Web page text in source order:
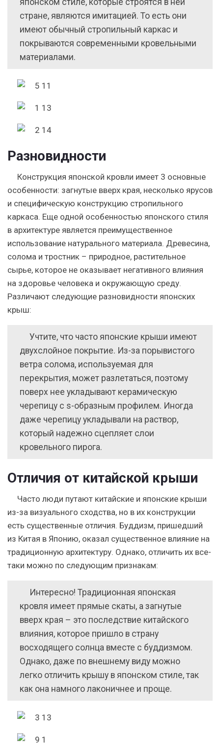
стране, являются имитацией. То есть они
имеют обычный стропильный каркас и
покрываются современными кровельными
материалами.
Разновидности
Конструкция японской кровли имеет 3 основные
особенности: загнутые вверх края, несколько ярусов
и специфическую конструкцию стропильного
каркаса. Еще одной особенностью японского стиля
в архитектуре является преимущественное
использование натурального материала. Древесина,
солома и тростник – природное, растительное
сырье, которое не оказывает негативного влияния
на здоровье человека и окружающую среду.
Различают следующие разновидности японских
крыш:
Учтите, что часто японские крыши имеют
двухслойное покрытие. Из-за порывистого
ветра солома, используемая для
перекрытия, может разлетаться, поэтому
поверх нее укладывают керамическую
черепицу с s-образным профилем. Иногда
даже черепицу укладывали на раствор,
который надежно сцепляет слои
кровельного пирога.
Отличия от китайской крыши
Часто люди путают китайские и японские крыши
из-за визуального сходства, но в их конструкции
есть существенные отличия. Буддизм, пришедший
из Китая в Японию, оказал существенное влияние на
традиционную архитектуру. Однако, отличить их все-
таки можно по следующим признакам:
Интересно! Традиционная японская
кровля имеет прямые скаты, а загнутые
вверх края – это последствие китайского
влияния, которое пришло в страну
восходящего солнца вместе с буддизмом.
Однако, даже по внешнему виду можно
легко отличить крышу в японском стиле, так
как она намного лаконичнее и проще.